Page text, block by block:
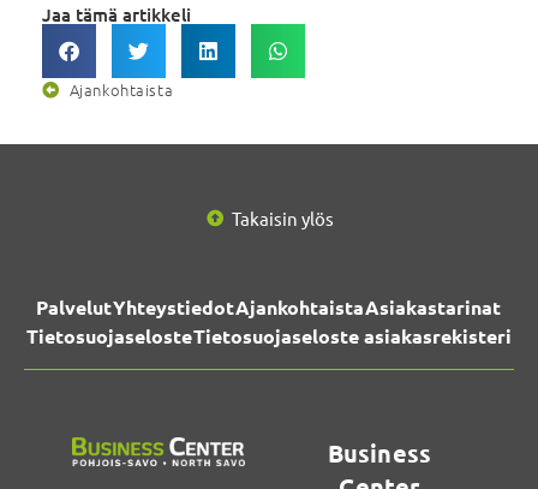
Jaa tämä artikkeli
Ajankohtaista
Takaisin ylös
PalvelutYhteystiedotAjankohtaistaAsiakastarinat
TietosuojaselosteTietosuojaseloste asiakasrekisteri
Business